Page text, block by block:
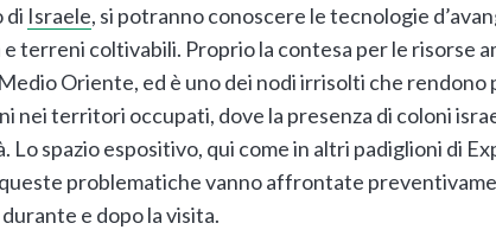
di Israele, si potranno conoscere le tecnologie
e terreni coltivabili. Proprio la contesa per le risorse
Oriente, ed è uno dei nodi irrisolti che
nei territori occupati, dove la presenza di coloni
Lo spazio espositivo, qui come in altri padiglioni di
problematiche vanno affrontate
e dopo la visita.